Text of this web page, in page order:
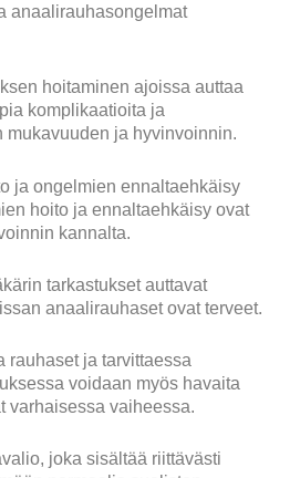
anaalirauhasongelmat
hoitaminen ajoissa auttaa
komplikaatioita ja
mukavuuden ja hyvinvoinnin.
ja ongelmien ennaltaehkäisy
hoito ja ennaltaehkäisy ovat
kannalta.
tarkastukset auttavat
anaalirauhaset ovat terveet.
rauhaset ja tarvittaessa
voidaan myös havaita
varhaisessa vaiheessa.
joka sisältää riittävästi